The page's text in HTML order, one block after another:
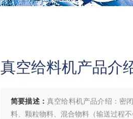
真空给料机产品介
简要描述： 真空给料机产品介绍：密
料、颗粒物料、混合物料（输送过程